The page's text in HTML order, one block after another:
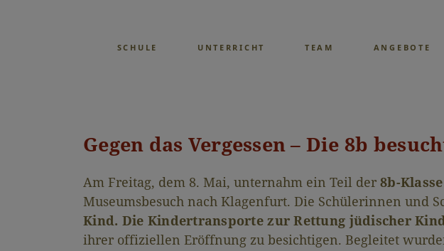
SCHULE UNTERRICHT TEAM ANGEBOTE
Gegen das Vergessen – Die 8b
Am Freitag, dem 8. Mai, unternahm ein Teil der 8b-Klasse
Museumsbesuch nach Klagenfurt. Die Schülerinnen und
Kind. Die Kindertransporte zur Rettung jüdischer
ihrer offiziellen Eröffnung zu besichtigen. Begleitet